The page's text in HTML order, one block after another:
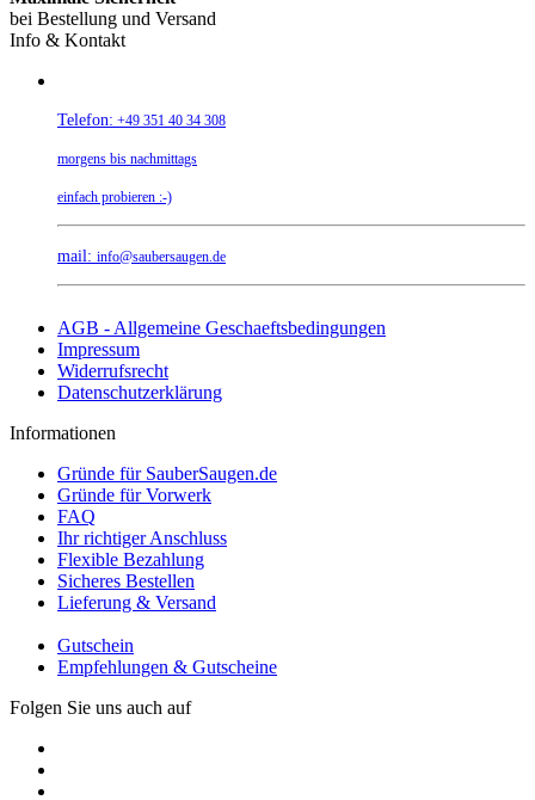
bei Bestellung und Versand
Info & Kontakt
Telefon: +49 351 40 34 308
morgens bis nachmittags
einfach probieren :-)
mail: info@saubersaugen.de
AGB - Allgemeine Geschaeftsbedingungen
Impressum
Widerrufsrecht
Datenschutzerklärung
Informationen
Gründe für SauberSaugen.de
Gründe für Vorwerk
FAQ
Ihr richtiger Anschluss
Flexible Bezahlung
Sicheres Bestellen
Lieferung & Versand
Gutschein
Empfehlungen & Gutscheine
Folgen Sie uns auch auf